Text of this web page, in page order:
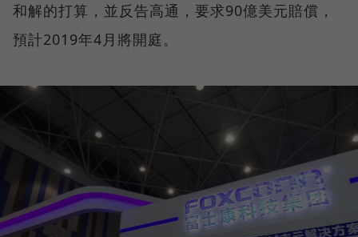
和解的打算，並反告高通，要求90億美元賠償，
預計2019年4月將開庭。